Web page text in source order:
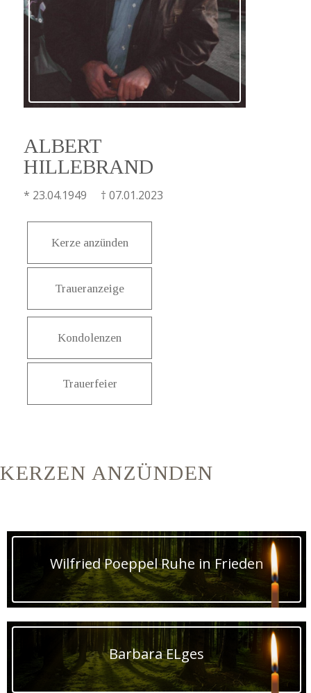
ALBERT
HILLEBRAND
* 23.04.1949 † 07.01.2023
Kerze anzünden
Traueranzeige
Kondolenzen
Trauerfeier
KERZEN ANZÜNDEN
Wilfried Poeppel Ruhe in Frieden
Barbara ELges